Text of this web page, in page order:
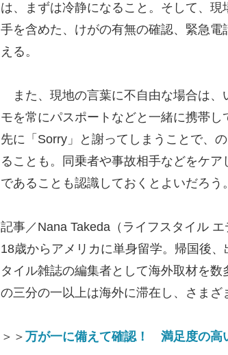
は、まずは冷静になること。そして、
手を含めた、けがの有無の確認、緊急
える。
また、現地の言葉に不自由な場合は、
モを常にパスポートなどと一緒に携帯
先に「Sorry」と謝ってしまうことで、
ることも。同乗者や事故相手などをケ
であることも認識しておくとよいだろう。
記事／Nana Takeda（ライフスタイル エ
18歳からアメリカに単身留学。帰国後
タイル雑誌の編集者として海外取材を
の三分の一以上は海外に滞在し、さまざ
＞＞ 万が一に備えて確認！ 満足度の高